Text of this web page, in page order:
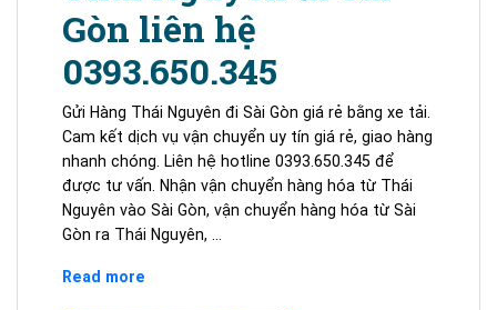
Gòn liên hệ
0393.650.345
Gửi Hàng Thái Nguyên đi Sài Gòn giá rẻ bằng xe tải.
Cam kết dịch vụ vận chuyển uy tín giá rẻ, giao hàng
nhanh chóng. Liên hệ hotline 0393.650.345 để
được tư vấn. Nhận vận chuyển hàng hóa từ Thái
Nguyên vào Sài Gòn, vận chuyển hàng hóa từ Sài
Gòn ra Thái Nguyên, …
Read more